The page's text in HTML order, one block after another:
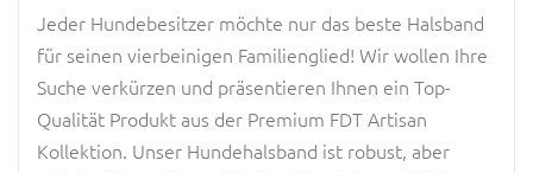
Jeder Hundebesitzer möchte nur das beste Halsband
für seinen vierbeinigen Familienglied! Wir wollen Ihre
Suche verkürzen und präsentieren Ihnen ein Top-
Qualität Produkt aus der Premium FDT Artisan
Kollektion. Unser Hundehalsband ist robust, aber